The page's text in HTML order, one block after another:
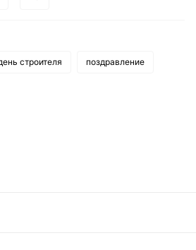
строителя поздравление